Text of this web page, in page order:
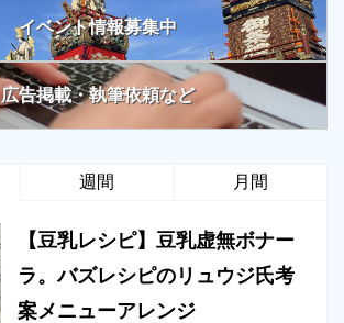
イベント情報募集中
広告掲載・執筆依頼など
週間 月間
【豆乳レシピ】豆乳虚無ボナー
ラ。バズレシピのリュウジ氏考
案メニューアレンジ